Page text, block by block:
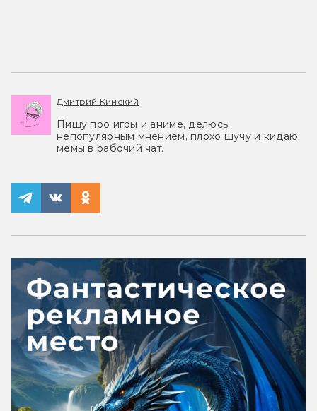
Дмитрий Кинский
Пишу про игры и аниме, делюсь
непопулярным мнением, плохо шучу и кидаю
мемы в рабочий чат.